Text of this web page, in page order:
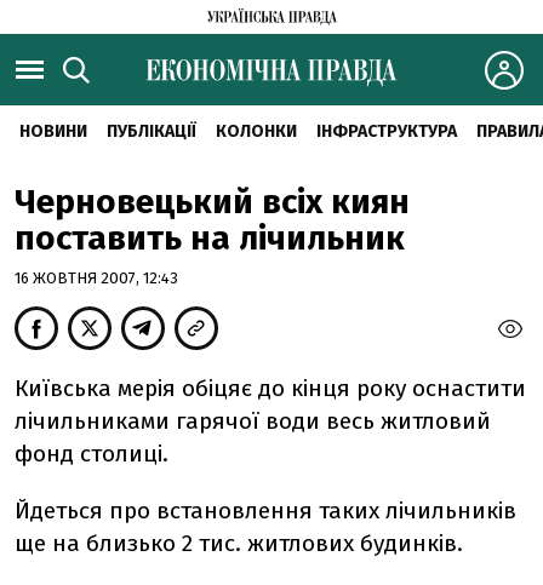
НОВИНИ ПУБЛІКАЦІЇ КОЛОНКИ ІНФРАСТРУКТУРА
Черновецький всіх киян
поставить на лічильник
16 ЖОВТНЯ 2007, 12:43
Київська мерія обіцяє до кінця року оснастити
лічильниками гарячої води весь житловий
фонд столиці.
Йдеться про встановлення таких лічильників
ще на близько 2 тис. житлових будинків.